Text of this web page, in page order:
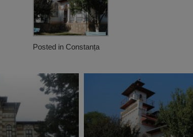
Posted in Constanța